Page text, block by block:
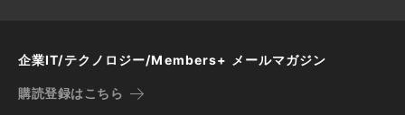
企業IT/テクノロジー/Members+ メールマガジン
購読登録はこちら